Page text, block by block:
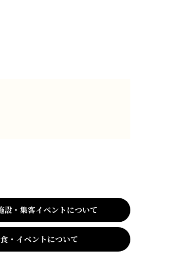
設・集客イベントについて
食・イベントについて